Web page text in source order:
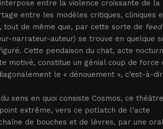
entre la violence croissante de la
entre les modèles critiques, cliniques
de même que, par cette sorte de
narrateur-auteur) se trouve en quelque
Cette pendaison du chat, acte
motivé, constitue un génial coup de force
le « dénouement », c’est-à-
sens en quoi consiste Cosmos, ce
extrême, vers ce potlatch de l’acte
de bouches et de lèvres, par une